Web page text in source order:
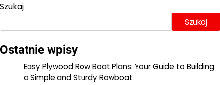
Szukaj
Szukaj
Ostatnie wpisy
Easy Plywood Row Boat Plans: Your Guide to Building
a Simple and Sturdy Rowboat